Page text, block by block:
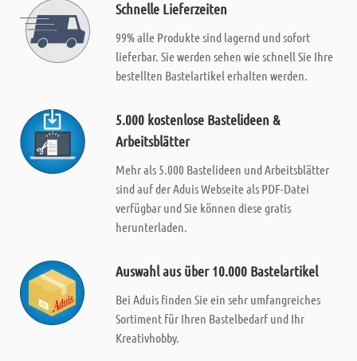
Schnelle Lieferzeiten
99% alle Produkte sind lagernd und sofort
lieferbar. Sie werden sehen wie schnell Sie Ihre
bestellten Bastelartikel erhalten werden.
5.000 kostenlose Bastelideen &
Arbeitsblätter
Mehr als 5.000 Bastelideen und Arbeitsblätter
sind auf der Aduis Webseite als PDF-Datei
verfügbar und Sie können diese gratis
herunterladen.
Auswahl aus über 10.000 Bastelartikel
Bei Aduis finden Sie ein sehr umfangreiches
Sortiment für Ihren Bastelbedarf und Ihr
Kreativhobby.